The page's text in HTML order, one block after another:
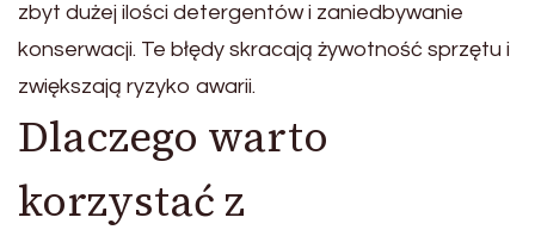
zbyt dużej ilości detergentów i zaniedbywanie
konserwacji. Te błędy skracają żywotność sprzętu i
zwiększają ryzyko awarii.
Dlaczego warto
korzystać z